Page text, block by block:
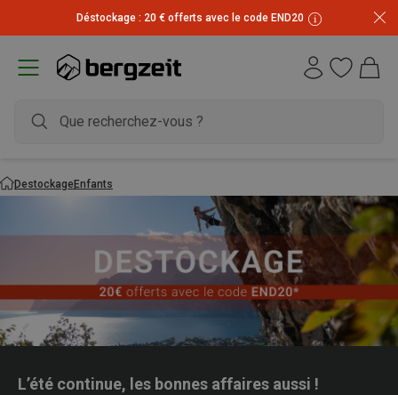
Déstockage : 20 € offerts avec le code END20
DestockageEnfants
L’été continue, les bonnes affaires aussi !